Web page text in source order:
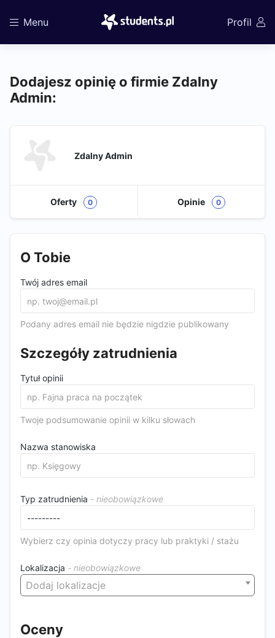
Menu Profil
Dodajesz opinię o firmie Zdalny
Admin:
Zdalny Admin
Oferty 0 Opinie 0
O Tobie
Twój adres email
Podany adres email nie będzie nigdzie publikowany
Szczegóły zatrudnienia
Tytuł opinii
Twoje podsumowanie opinii w kilku słowach
Nazwa stanowiska
Typ zatrudnienia
Wybierz czy opinia dotyczy pracy lub praktyki / stażu
Lokalizacja
Dodaj lokalizacje
Oceny